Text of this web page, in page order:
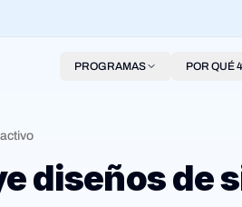
PROGRAMAS POR QUÉ
diseños de